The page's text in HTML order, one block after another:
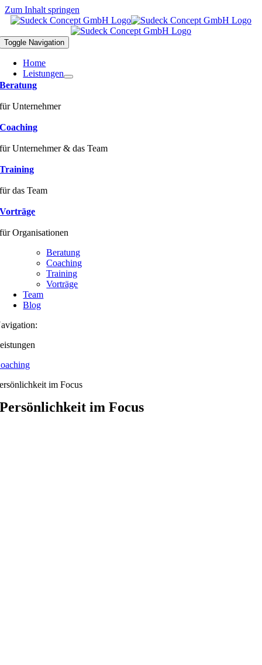
Zum Inhalt springen
Toggle Navigation
Home
Leistungen
Beratung
für Unternehmer
Coaching
für Unternehmer & das Team
Training
für das Team
Vorträge
für Organisationen
Beratung
Coaching
Training
Vorträge
Team
Blog
im Focus
Persönlichkeit im Focus